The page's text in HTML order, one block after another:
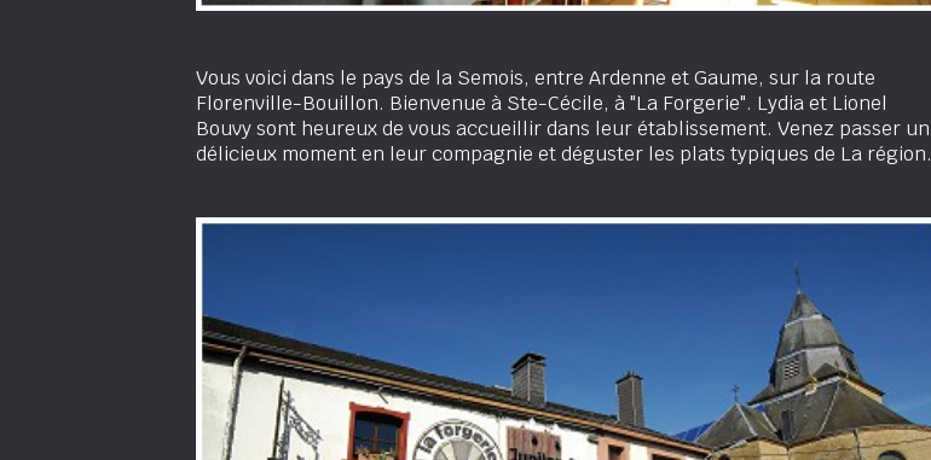
Vous voici dans le pays de la Semois, entre Ardenne et Gaume, sur la route
Florenville-Bouillon. Bienvenue à Ste-Cécile, à "La Forgerie". Lydia et Lionel
Bouvy sont heureux de vous accueillir dans leur établissement. Venez passer un
délicieux moment en leur compagnie et déguster les plats typiques de La région.